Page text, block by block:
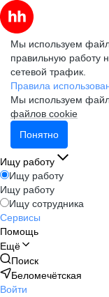
Мы используем
правильную работу
сетевой трафик.
Правила
Мы используем
файлов cookie
Понятно
Ищу работу
Ищу работу
Ищу работу
Ищу сотрудника
Сервисы
Помощь
Ещё
Поиск
Беломечётская
Войти